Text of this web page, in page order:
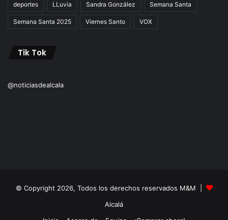
deportes LLuvia Sandra González Semana Santa
Semana Santa 2025 Viernes Santo VOX
Tik Tok
@noticiasdealcala
© Copyright 2026, Todos los derechos reservados M&M |
Alcalá